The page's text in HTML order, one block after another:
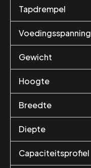
Tapdrempel
Voedingsspanning
Gewicht
Hoogte
Breedte
Diepte
Capaciteitsprofiel